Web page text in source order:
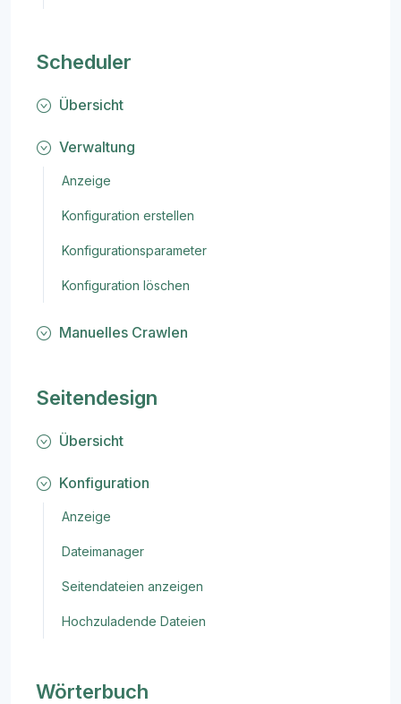
Scheduler
Übersicht
Verwaltung
Anzeige
Konfiguration erstellen
Konfigurationsparameter
Konfiguration löschen
Manuelles Crawlen
Seitendesign
Übersicht
Konfiguration
Anzeige
Dateimanager
Seitendateien anzeigen
Hochzuladende Dateien
Wörterbuch